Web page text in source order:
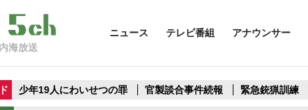
海放送
ニュース テレビ番組 アナウンサー
少年19人にわいせつの罪 官製談合事件続報 緊急銃猟訓練